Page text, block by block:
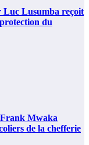
Luc Lusumba reçoit
du
Mwaka
de la chefferie